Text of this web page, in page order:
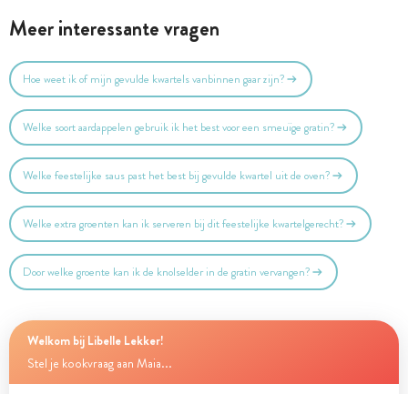
Meer interessante vragen
Hoe weet ik of mijn gevulde kwartels vanbinnen gaar zijn?
Welke soort aardappelen gebruik ik het best voor een smeuïge gratin?
Welke feestelijke saus past het best bij gevulde kwartel uit de oven?
Welke extra groenten kan ik serveren bij dit feestelijke kwartelgerecht?
Door welke groente kan ik de knolselder in de gratin vervangen?
Welkom bij Libelle Lekker!
Stel je kookvraag aan Maia...